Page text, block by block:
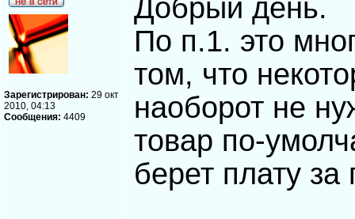
Зарегистрирован: 29 окт
2010, 04:13
Сообщения: 4409
Добрый день.
По п.1. это
том, что
наоборот не
товар по-
берет плату